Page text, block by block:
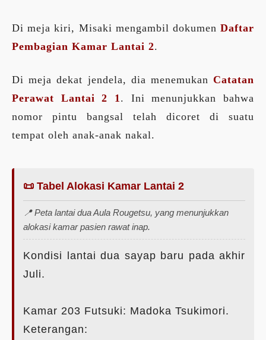
Di meja kiri, Misaki mengambil dokumen Daftar
Pembagian Kamar Lantai 2.
Di meja dekat jendela, dia menemukan Catatan
Perawat Lantai 2 1. Ini menunjukkan bahwa
nomor pintu bangsal telah dicoret di suatu
tempat oleh anak-anak nakal.
📜 Tabel Alokasi Kamar Lantai 2
📍 Peta lantai dua Aula Rougetsu, yang menunjukkan
alokasi kamar pasien rawat inap.
Kondisi lantai dua sayap baru pada akhir
Juli.
Kamar 203 Futsuki: Madoka Tsukimori.
Keterangan: